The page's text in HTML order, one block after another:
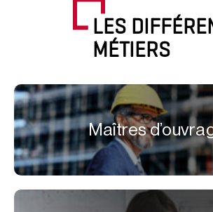
LES
MÉTIERS
Maîtres